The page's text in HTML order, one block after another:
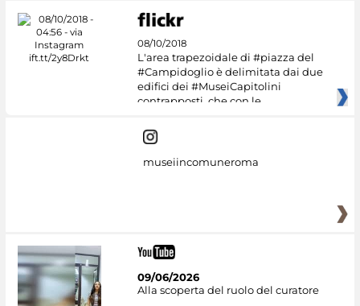
08/10/2018
L'area trapezoidale di #piazza del
#Campidoglio è delimitata dai due
edifici dei #MuseiCapitolini
contrapposti, che con le
museiincomuneroma
09/06/2026
Alla scoperta del ruolo del curatore